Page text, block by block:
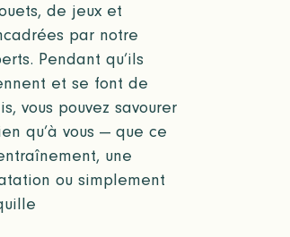
de jeux et
par notre
Pendant qu’ils
et se font de
vous pouvez savourer
qu’à vous — que ce
une
ou simplement